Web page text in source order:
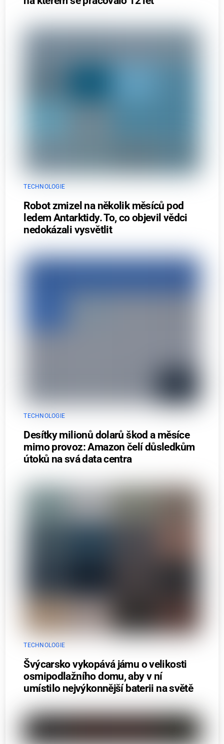
TECHNOLOGIE
Robot zmizel na několik měsíců pod
ledem Antarktidy. To, co objevil vědci
nedokázali vysvětlit
TECHNOLOGIE
Desítky milionů dolarů škod a měsíce
mimo provoz: Amazon čelí důsledkům
útoků na svá data centra
TECHNOLOGIE
Švýcarsko vykopává jámu o velikosti
osmipodlažního domu, aby v ní
umístilo nejvýkonnější baterii na světě